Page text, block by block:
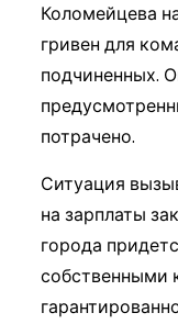
Коломейцева
гривен для
подчиненных.
потрачено.
Ситуация
на зарплаты
города
собственными